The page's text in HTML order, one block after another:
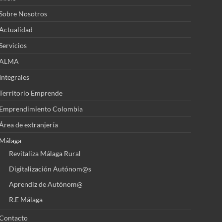
Nosotros
Integrales
Emprende
Emprendimiento Colombia
de extranjería
Málaga
Revitaliza Málaga Rural
Digitalización Autónom@s
Aprendiz de Autónom@
R.E Málaga